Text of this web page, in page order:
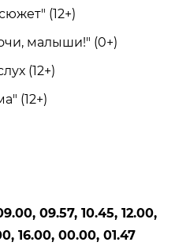
(12+)
малыши!" (0+)
(12+)
(12+)
09.57, 10.45, 12.00,
16.00, 00.00, 01.47